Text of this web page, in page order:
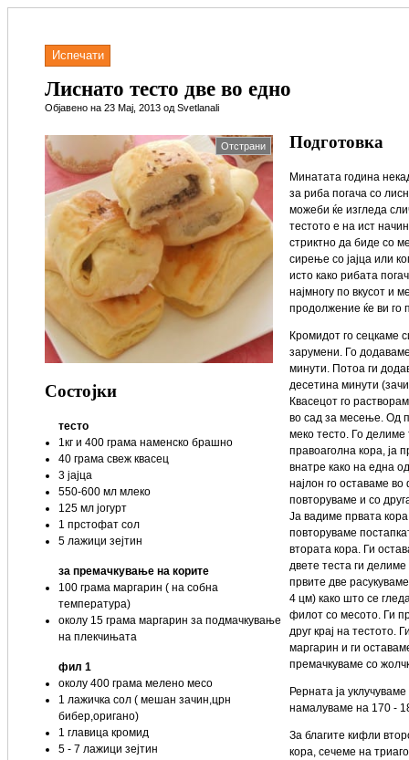
Испечати
Лиснато тесто две во едно
Објавено на 23 Мај, 2013 од Svetlanali
Отстрани
Состојки
тесто
1кг и 400 грама наменско брашно
40 грама свеж квасец
3 јајца
550-600 мл млеко
125 мл јогурт
1 прстофат сол
5 лажици зејтин
за премачкување на корите
100 грама маргарин ( на собна
температура)
околу 15 грама маргарин за подмачкување
на плекчињата
фил 1
околу 400 грама мелено месо
1 лажичка сол ( мешан зачин,црн
бибер,оригано)
1 главица кромид
5 - 7 лажици зејтин
Подготовка
Минатата година
за риба погача со
можеби ќе изгледа
тестото е на ист
стриктно да биде со
сирење со јајца или
исто како рибата
најмногу по вкусот и
продолжение ќе ви го
Кромидот го сецкаме
зарумени. Го
минути. Потоа ги
десетина минути
Квасецот го
во сад за месење. Од
меко тесто. Го делиме
правоаголна кора, ја
внатре како на една
најлон го оставаме
повторуваме и со
Ја вадиме првата
повторуваме
втората кора. Ги
двете теста ги
првите две
4 цм) како што се
филот со месото. Ги
друг крај на тестото.
маргарин и ги
премачкуваме со
Рерната ја
намалуваме на 170 -
За благите кифли
кора, сечеме на